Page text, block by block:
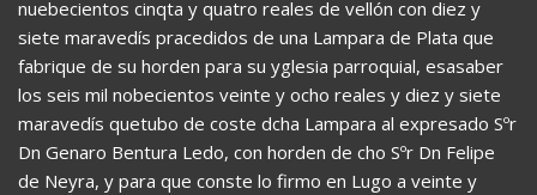
nuebecientos cinqta y quatro reales de vellón con diez y
siete maravedís pracedidos de una Lampara de Plata que
fabrique de su horden para su yglesia parroquial, esasaber
los seis mil nobecientos veinte y ocho reales y diez y siete
maravedís quetubo de coste dcha Lampara al expresado Sºr
Dn Genaro Bentura Ledo, con horden de cho Sºr Dn Felipe
de Neyra, y para que conste lo firmo en Lugo a veinte y